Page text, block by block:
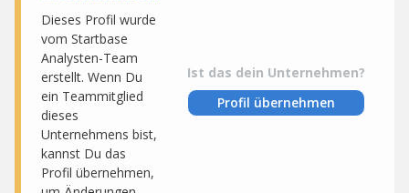
Dieses Profil wurde
vom Startbase
Analysten-Team
erstellt. Wenn Du
ein Teammitglied
dieses
Unternehmens bist,
kannst Du das
Profil übernehmen,
Ist das dein Unternehmen?
Profil übernehmen